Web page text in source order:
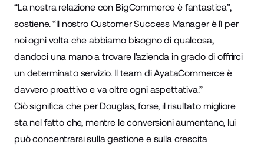
“La nostra relazione con BigCommerce è fantastica”,
sostiene. “Il nostro Customer Success Manager è lì per
noi ogni volta che abbiamo bisogno di qualcosa,
dandoci una mano a trovare l'azienda in grado di offrirci
un determinato servizio. Il team di AyataCommerce è
davvero proattivo e va oltre ogni aspettativa.”
Ciò significa che per Douglas, forse, il risultato migliore
sta nel fatto che, mentre le conversioni aumentano, lui
può concentrarsi sulla gestione e sulla crescita